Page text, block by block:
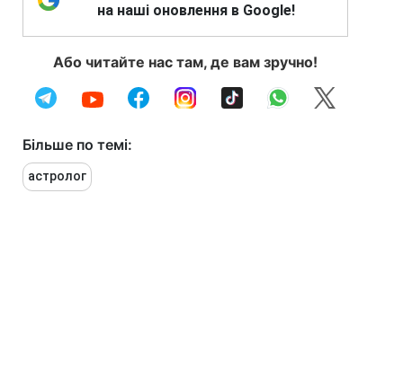
на наші оновлення в Google!
Або читайте нас там, де вам зручно!
Більше по темі:
астролог